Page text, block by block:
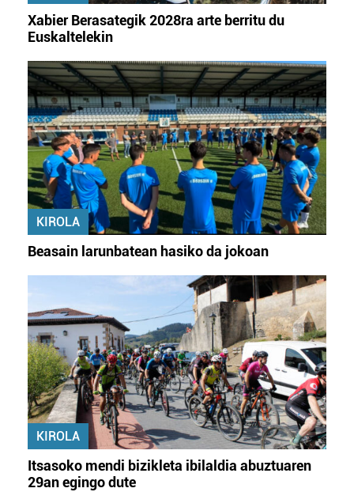
irakurri
Xabier Berasategik 2028ra arte berritu du
Euskaltelekin
KIROLA
Beasain larunbatean hasiko da jokoan
KIROLA
Itsasoko mendi bizikleta ibilaldia abuztuaren
29an egingo dute